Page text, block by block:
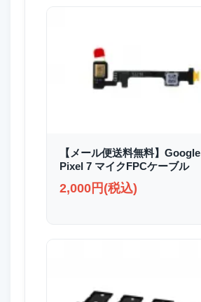
【メール便送料無料】Google
Pixel 7 マイクFPCケーブル
2,000円(税込)